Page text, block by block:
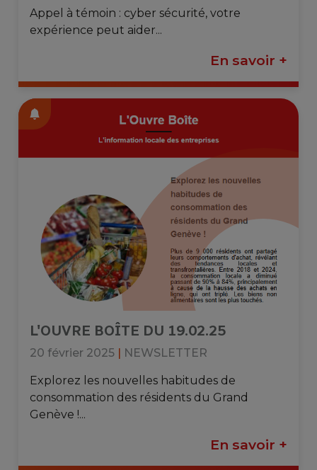
Appel à témoin : cyber ​​sécurité, votre
expérience peut aider...
En savoir +
L'OUVRE BOÎTE DU 19.02.25
20 février 2025 | NEWSLETTER
Explorez les nouvelles habitudes de
consommation des résidents du Grand
Genève !...
En savoir +